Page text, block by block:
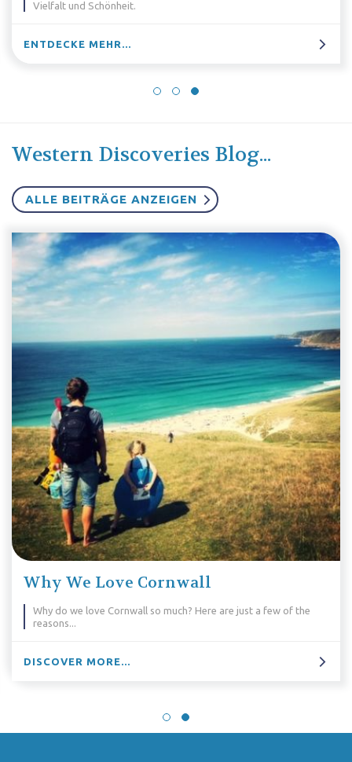
Königreichs bei Lizard.
ENTDECKE MEHR...
Western Discoveries Blog...
ALLE BEITRÄGE ANZEIGEN
of the
5 Walking Holidays For
Love settling down on a Sunday to watch Poldark?